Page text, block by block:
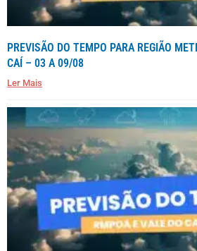
PREVISÃO DO TEMPO PARA REGIÃO
CAÍ – 03 A 09/08
Ler Mais